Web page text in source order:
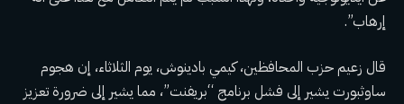
إرهاب”.
قال زعيم حزب المحافظين، كيمي بادينوش، يوم الثلاثاء، إن هجوم
ساوثبورت يشير إلى فشل برنامج “بريفنت”، مما يشير إلى ضرورة تعزيز